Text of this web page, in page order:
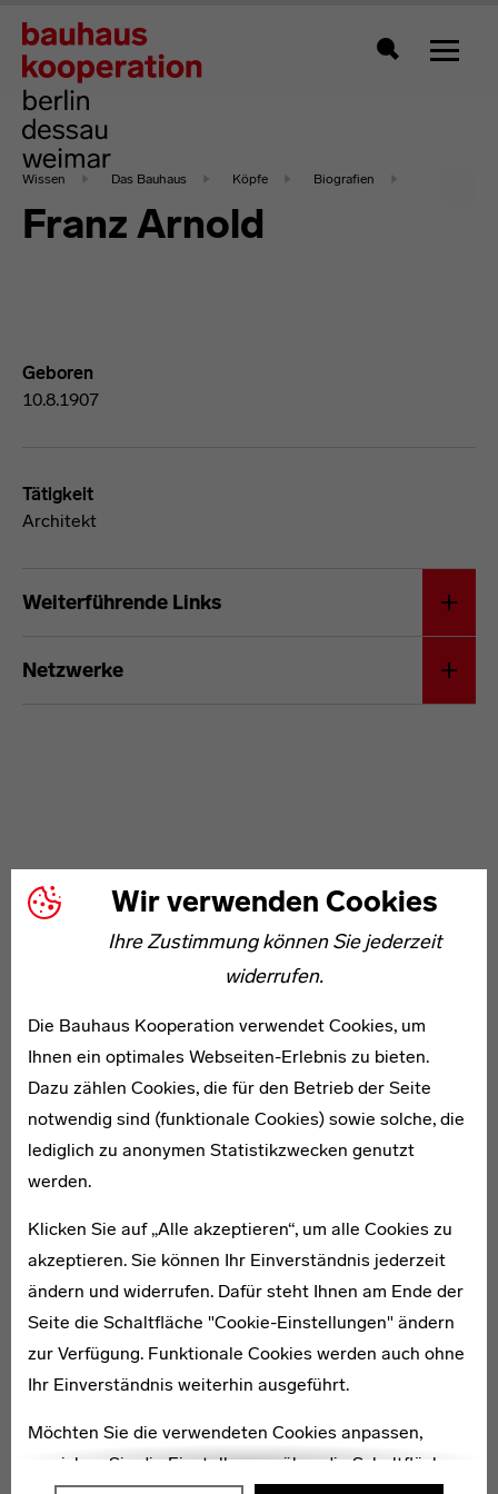
Wir verwenden Cookies
Ihre Zustimmung können Sie jederzeit
widerrufen.
Die Bauhaus Kooperation verwendet Cookies, um
Ihnen ein optimales Webseiten-Erlebnis zu bieten.
Dazu zählen Cookies, die für den Betrieb der Seite
notwendig sind (funktionale Cookies) sowie solche, die
lediglich zu anonymen Statistikzwecken genutzt
werden.
Klicken Sie auf „Alle akzeptieren“, um alle Cookies zu
akzeptieren. Sie können Ihr Einverständnis jederzeit
ändern und widerrufen. Dafür steht Ihnen am Ende der
Seite die Schaltfläche "Cookie-Einstellungen" ändern
zur Verfügung. Funktionale Cookies werden auch ohne
Ihr Einverständnis weiterhin ausgeführt.
Möchten Sie die verwendeten Cookies anpassen,
erreichen Sie die Einstellungen über die Schaltfläche
Zeigt
Wissen Das Bauhaus Köpfe Biografien
Franz Arnold
Geboren
10.8.1907
Tätigkeit
Architekt
Weiterführende Links
Netzwerke
WEITERE ARTIKEL ZUM THEMA
Irena Blühová
Blühová war eine der wenigen Studierenden am
Bauhaus, die sich mit Sozialfotografie beschäftigten.
Bereits vor ihrem Studium warf die Slowakin einen
kritischen Blick auf das Leben ihrer Mitmenschen.
Hedwig Gräf
1894–1987
Grit Kallin-Fischer
1896–1973